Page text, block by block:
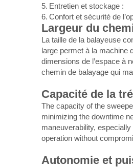
Entretien et stockage :
Confort et sécurité de
Largeur du
La taille de la balayeuse
large permet à la machine
dimensions de l’espace à
chemin de balayage qui
Capacité de la
The capacity of the
minimizing the downtime
maneuverability,
operation without
Autonomie et